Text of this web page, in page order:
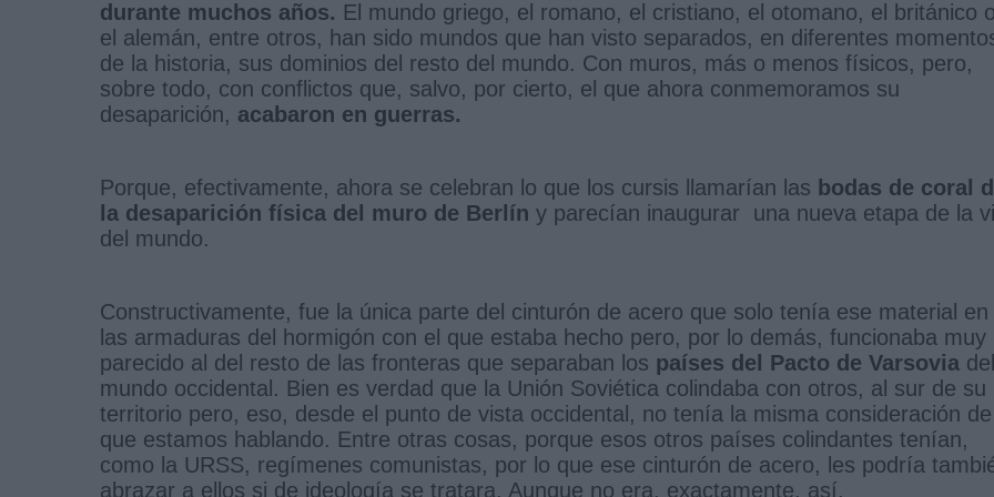
durante muchos años. El mundo griego, el romano, el cristiano, el otomano, el británico o
el alemán, entre otros, han sido mundos que han visto separados, en diferentes
de la historia, sus dominios del resto del mundo. Con muros, más o menos físicos, pero,
sobre todo, con conflictos que, salvo, por cierto, el que ahora conmemoramos su
desaparición, acabaron en guerras.
Porque, efectivamente, ahora se celebran lo que los cursis llamarían las bodas de coral
la desaparición física del muro de Berlín y parecían inaugurar una nueva etapa de la
del mundo.
Constructivamente, fue la única parte del cinturón de acero que solo tenía ese material en
las armaduras del hormigón con el que estaba hecho pero, por lo demás, funcionaba muy
parecido al del resto de las fronteras que separaban los países del Pacto de Varsovia del
mundo occidental. Bien es verdad que la Unión Soviética colindaba con otros, al sur de su
territorio pero, eso, desde el punto de vista occidental, no tenía la misma consideración
que estamos hablando. Entre otras cosas, porque esos otros países colindantes tenían,
como la URSS, regímenes comunistas, por lo que ese cinturón de acero, les podría
abrazar a ellos si de ideología se tratara. Aunque no era, exactamente, así.